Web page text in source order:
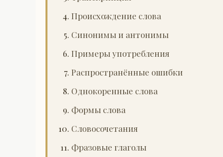
Происхождение слова
Синонимы и антонимы
Примеры употребления
Распространённые ошибки
Однокоренные слова
Формы слова
Словосочетания
Фразовые глаголы